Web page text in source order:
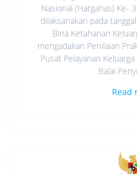
Nasional (Harganas) Ke-
dilaksanakan pada
Bina Ketahanan
mengadakan Penilaian
Pusat Pelayanan
Balai
Read